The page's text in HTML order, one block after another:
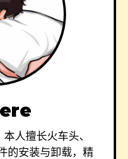
人擅长火车头、
的安装与卸载，精